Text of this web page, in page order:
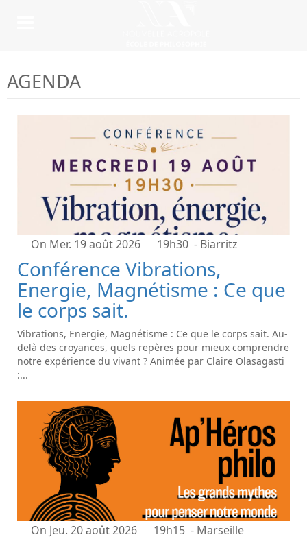
AGENDA
On Mer. 19 août 2026 19h30 - Biarritz
Conférence Vibrations,
Energie, Magnétisme : Ce que
le corps sait.
Vibrations, Energie, Magnétisme : Ce que le corps sait. Au-
delà des croyances, quels repères pour mieux comprendre
notre expérience du vivant ? Animée par Claire Olasagasti
:...
On Jeu. 20 août 2026 19h15 - Marseille